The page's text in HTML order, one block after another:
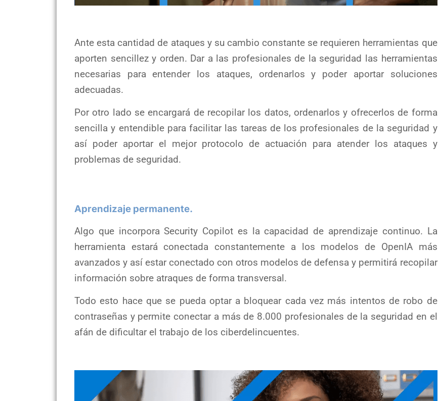
Ante esta cantidad de ataques y su cambio constante se requieren herramientas que
aporten sencillez y orden. Dar a las profesionales de la seguridad las herramientas
necesarias para entender los ataques, ordenarlos y poder aportar soluciones
adecuadas.
Por otro lado se encargará de recopilar los datos, ordenarlos y ofrecerlos de forma
sencilla y entendible para facilitar las tareas de los profesionales de la seguridad y
así poder aportar el mejor protocolo de actuación para atender los ataques y
problemas de seguridad.
Aprendizaje permanente.
Algo que incorpora Security Copilot es la capacidad de aprendizaje continuo. La
herramienta estará conectada constantemente a los modelos de OpenIA más
avanzados y así estar conectado con otros modelos de defensa y permitirá recopilar
información sobre atraques de forma transversal.
Todo esto hace que se pueda optar a bloquear cada vez más intentos de robo de
contraseñas y permite conectar a más de 8.000 profesionales de la seguridad en el
afán de dificultar el trabajo de los ciberdelincuentes.